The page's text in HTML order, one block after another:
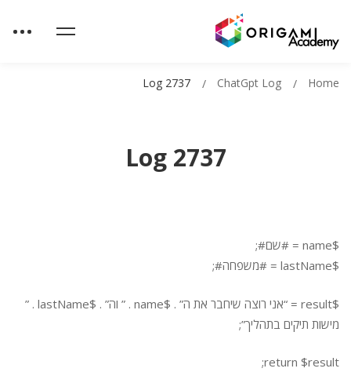
Log 2737
Home
ChatGpt Log
Log 2737
$name = #שם#;
$lastName = #משפחה#;
$result = “אני רוצה שיחבר את ה” . $name . ” וה” . $lastName . ”
מישות תיקים בתהליך”;
return $result;